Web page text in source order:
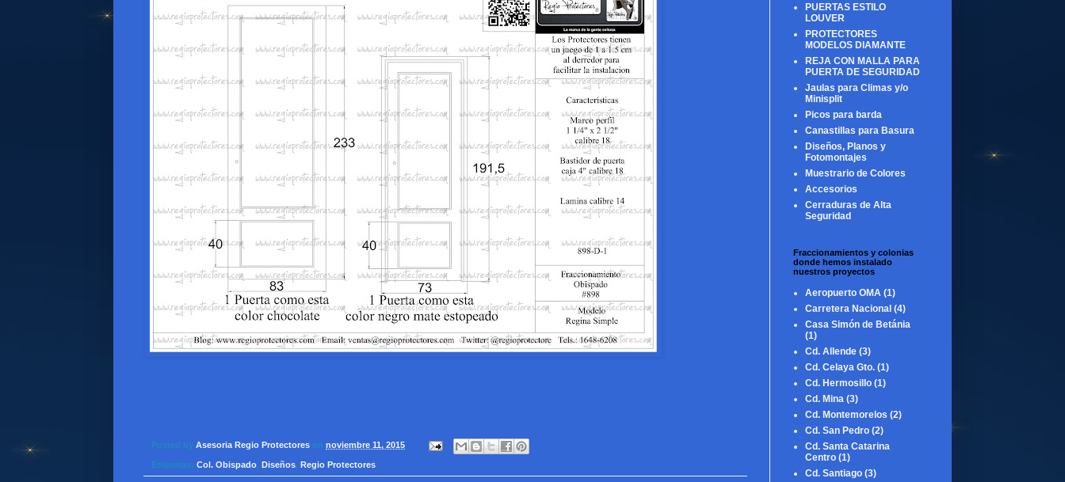
Posted by Asesoria Regio Protectores on noviembre 11, 2015
Etiquetas: Col. Obispado, Diseños, Regio Protectores
PUERTAS ESTILO
LOUVER
PROTECTORES
MODELOS DIAMANTE
REJA CON MALLA PARA
PUERTA DE SEGURIDAD
Jaulas para Climas y/o
Minisplit
Picos para barda
Canastillas para Basura
Diseños, Planos y
Fotomontajes
Muestrario de Colores
Accesorios
Cerraduras de Alta
Seguridad
Fraccionamientos y colonias
donde hemos instalado
nuestros proyectos
Aeropuerto OMA (1)
Carretera Nacional (4)
Casa Simón de Betánia
(1)
Cd. Allende (3)
Cd. Celaya Gto. (1)
Cd. Hermosillo (1)
Cd. Mina (3)
Cd. Montemorelos (2)
Cd. San Pedro (2)
Cd. Santa Catarina
Centro (1)
Cd. Santiago (3)